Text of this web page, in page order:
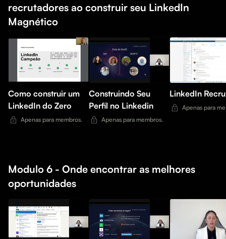
recrutadores ao construir seu LinkedIn
Magnético
Como construir um
LinkedIn do Zero
Apenas para membros.
Construindo Seu
Perfil no Linkedin
Apenas para membros.
LinkedIn
Apenas para
Modulo 6 - Onde encontrar as melhores
oportunidades